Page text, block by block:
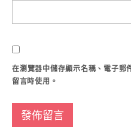
在瀏覽器中儲存顯示名稱、電子郵
留言時使用。